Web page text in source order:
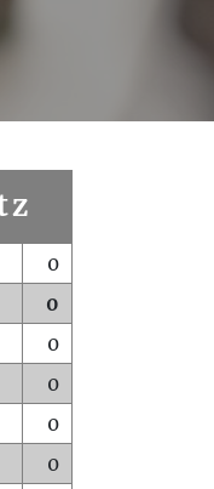
0
0
0
0
0
0